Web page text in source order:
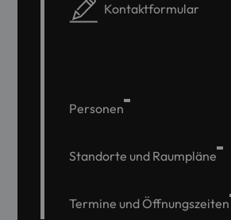
Kontaktformular
Personen
Standorte und Raumpläne
Termine und Öffnungszeiten